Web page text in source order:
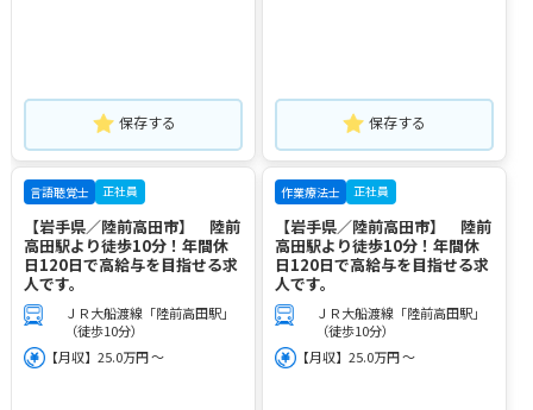
保存する 保存する
言語聴覚士 正社員
【岩手県／陸前高田市】 陸前
高田駅より徒歩10分！年間休
日120日で高給与を目指せる求
人です。
ＪＲ大船渡線「陸前高田駅」
（徒歩10分）
【月収】25.0万円 ～
作業療法士 正社員
【岩手県／陸前高田市】 陸前
高田駅より徒歩10分！年間休
日120日で高給与を目指せる求
人です。
ＪＲ大船渡線「陸前高田駅」
（徒歩10分）
【月収】25.0万円 ～